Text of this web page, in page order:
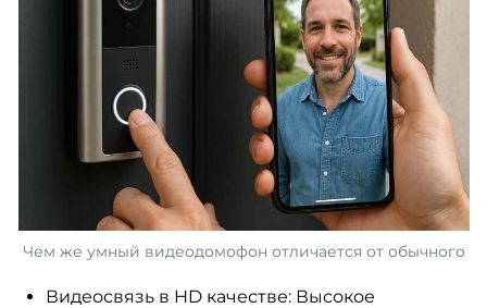
Чем же умный видеодомофон отличается от обычного
Видеосвязь в HD качестве: Высокое